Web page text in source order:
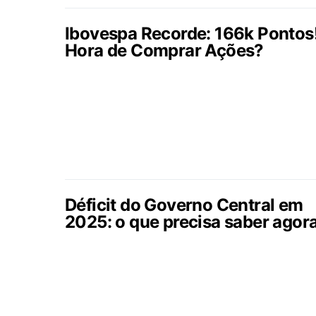
Ibovespa Recorde: 166k
Hora de Comprar Ações?
Déficit do Governo Central em
2025: o que precisa saber